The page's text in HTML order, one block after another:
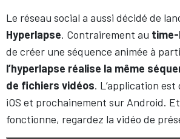
Le réseau social a aussi décidé de
Hyperlapse. Contrairement au
de créer une séquence animée à
l’hyperlapse réalise la même
de fichiers vidéos. L’application
iOS et prochainement sur Android.
fonctionne, regardez la vidéo de